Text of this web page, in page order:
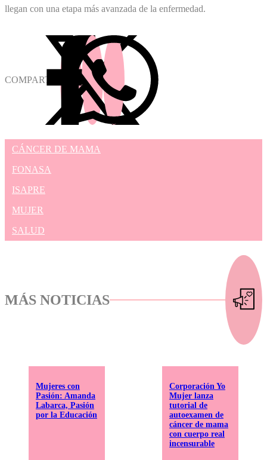
llegan con una etapa más avanzada de la enfermedad.
COMPARTIR
CÁNCER DE MAMA
FONASA
ISAPRE
MUJER
SALUD
MÁS NOTICIAS
Mujeres con
Pasión: Amanda
Labarca, Pasión
por la Educación
Corporación Yo
Mujer lanza
tutorial de
autoexamen de
cáncer de mama
con cuerpo real
incensurable